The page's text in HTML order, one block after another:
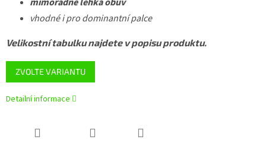
ZVOLTE VARIANTU
mimořádně lehká obuv
vhodné i pro dominantní palce
Velikostní tabulku najdete v popisu produktu.
Detailní informace